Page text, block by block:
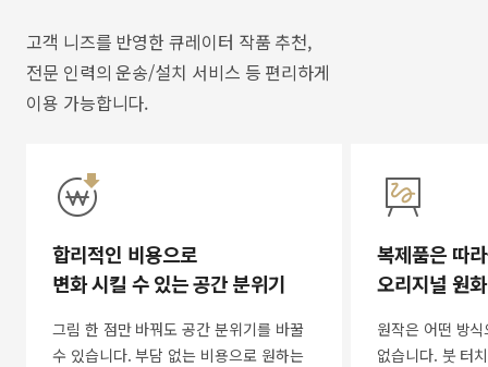
고객 니즈를 반영한 큐레이터 작품 추천,
전문 인력의 운송/설치 서비스 등 편리하게
이용 가능합니다.
합리적인 비용으로
변화 시킬 수 있는 공간 분위기
그림 한 점만 바꿔도 공간 분위기를 바꿀
수 있습니다. 부담 없는 비용으로 원하는
복제품은 따
오리지널 원
원작은 어떤 방
없습니다. 붓 터